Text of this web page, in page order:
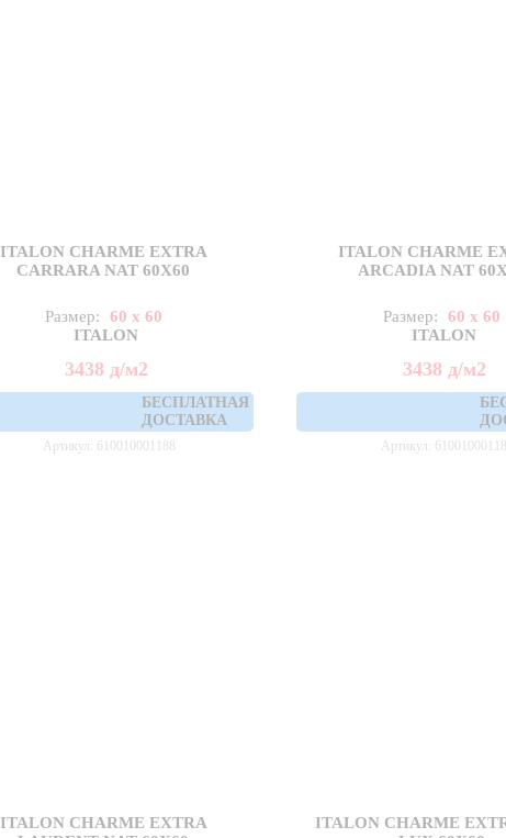
ITALON CHARME EXTRA
CARRARA NAT 60X60
Размер:
60 x 60
ITALON
3438 д/м2
БЕСПЛАТНАЯ
ДОСТАВКА
Артикул: 610010001188
ITALON CHARME
ARCADIA NAT
Размер:
60 x 60
ITALON
3438 д/м2
Артикул:
ITALON CHARME EXTRA
ITALON CHARME